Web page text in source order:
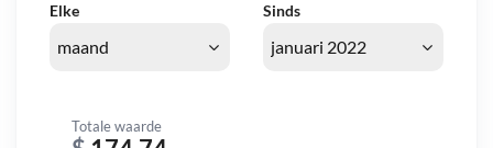
Elke Sinds
Totale waarde